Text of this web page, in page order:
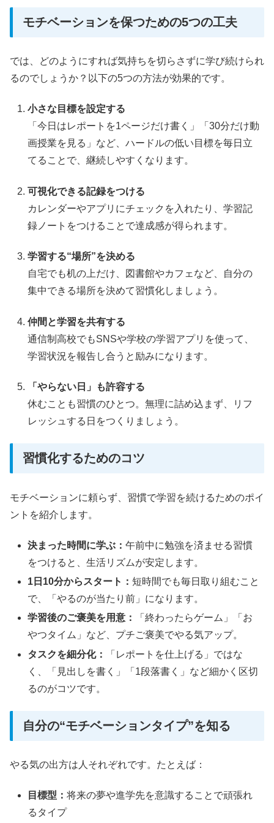
モチベーションを保つための5つの工夫
では、どのようにすれば気持ちを切らさずに学び続けられ
るのでしょうか？以下の5つの方法が効果的です。
小さな目標を設定する
「今日はレポートを1ページだけ書く」「30分だけ動
画授業を見る」など、ハードルの低い目標を毎日立
てることで、継続しやすくなります。
可視化できる記録をつける
カレンダーやアプリにチェックを入れたり、学習記
録ノートをつけることで達成感が得られます。
学習する“場所”を決める
自宅でも机の上だけ、図書館やカフェなど、自分の
集中できる場所を決めて習慣化しましょう。
仲間と学習を共有する
通信制高校でもSNSや学校の学習アプリを使って、
学習状況を報告し合うと励みになります。
「やらない日」も許容する
休むことも習慣のひとつ。無理に詰め込まず、リフ
レッシュする日をつくりましょう。
習慣化するためのコツ
モチベーションに頼らず、習慣で学習を続けるためのポイ
ントを紹介します。
決まった時間に学ぶ：午前中に勉強を済ませる習慣
をつけると、生活リズムが安定します。
1日10分からスタート：短時間でも毎日取り組むこと
で、「やるのが当たり前」になります。
学習後のご褒美を用意：
「終わったらゲーム」「お
やつタイム」など、プチご褒美でやる気アップ。
タスクを細分化：
「レポートを仕上げる」ではな
く、「見出しを書く」「1段落書く」など細かく区切
るのがコツです。
自分の“モチベーションタイプ”を知る
やる気の出方は人それぞれです。たとえば：
目標型：将来の夢や進学先を意識することで頑張れ
るタイプ